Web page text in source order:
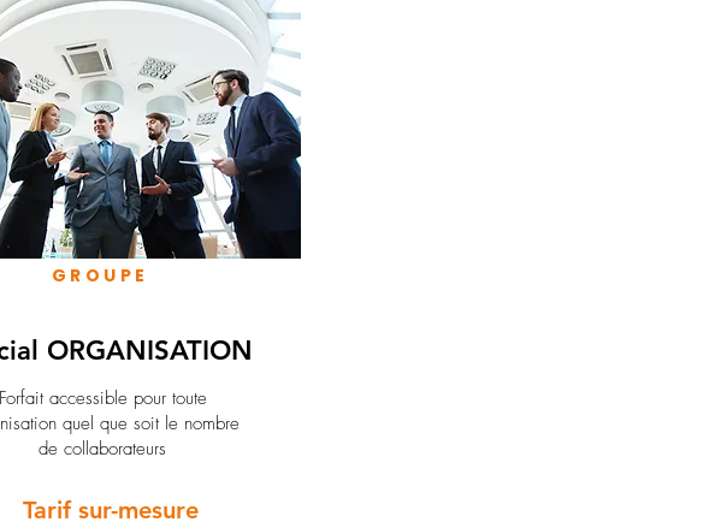
GROUPE
ORGANISATION
Forfait accessible pour toute
quel que soit le nombre
de collaborateurs
Tarif sur-mesure